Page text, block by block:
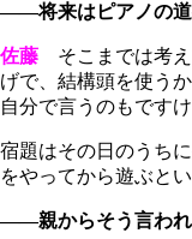
――将来はピアノの道
佐藤 そこまでは考え
げで、結構頭を使う
自分で言うのもです
宿題はその日のうち
をやってから遊ぶと
――親からそう言われ